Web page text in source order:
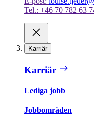
Tel.: +46 70 782 63
Karriär
Karriär
Lediga jobb
Jobbområden